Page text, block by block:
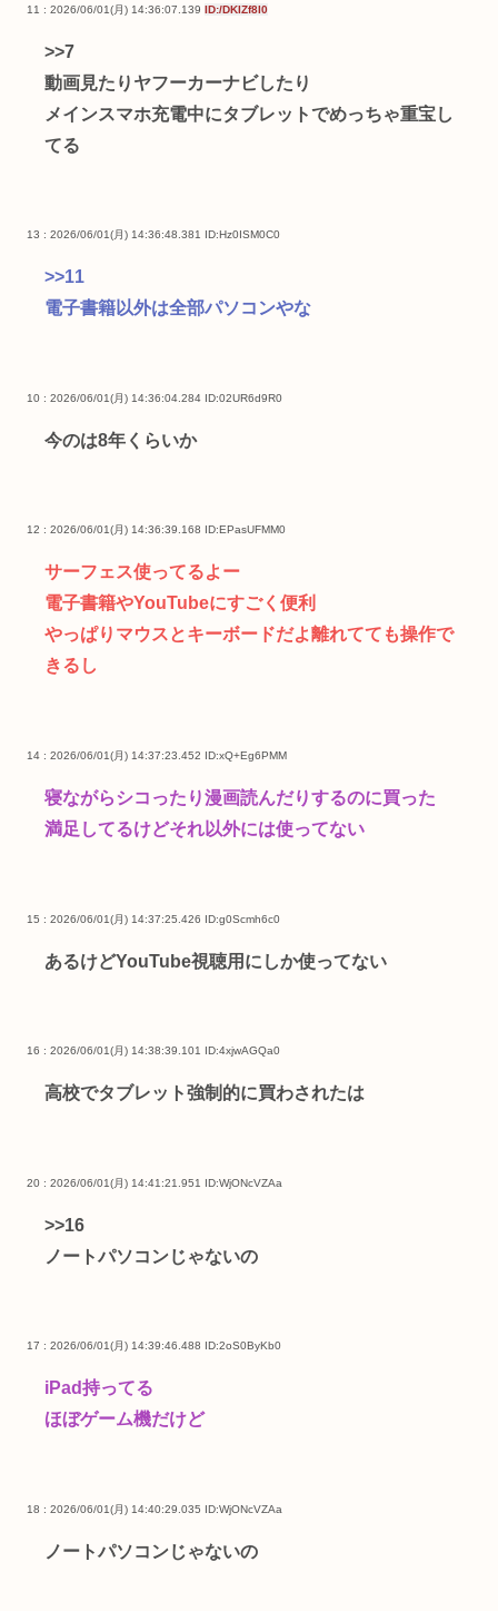
11 : 2026/06/01(月) 14:36:07.139 ID:/DKIZf8I0
>>7
動画見たりヤフーカーナビしたり
メインスマホ充電中にタブレットでめっちゃ重宝し
てる
13 : 2026/06/01(月) 14:36:48.381 ID:Hz0ISM0C0
>>11
電子書籍以外は全部パソコンやな
10 : 2026/06/01(月) 14:36:04.284 ID:02UR6d9R0
今のは8年くらいか
12 : 2026/06/01(月) 14:36:39.168 ID:EPasUFMM0
サーフェス使ってるよー
電子書籍やYouTubeにすごく便利
やっぱりマウスとキーボードだよ離れてても操作で
きるし
14 : 2026/06/01(月) 14:37:23.452 ID:xQ+Eg6PMM
寝ながらシコったり漫画読んだりするのに買った
満足してるけどそれ以外には使ってない
15 : 2026/06/01(月) 14:37:25.426 ID:g0Scmh6c0
あるけどYouTube視聴用にしか使ってない
16 : 2026/06/01(月) 14:38:39.101 ID:4xjwAGQa0
高校でタブレット強制的に買わされたは
20 : 2026/06/01(月) 14:41:21.951 ID:WjONcVZAa
>>16
ノートパソコンじゃないの
17 : 2026/06/01(月) 14:39:46.488 ID:2oS0ByKb0
iPad持ってる
ほぼゲーム機だけど
18 : 2026/06/01(月) 14:40:29.035 ID:WjONcVZAa
ノートパソコンじゃないの